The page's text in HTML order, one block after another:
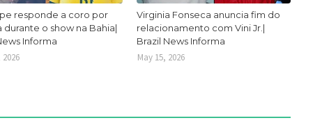
responde a coro por
durante o show na Bahia|
Informa
Virginia Fonseca anuncia fim do
relacionamento com Vini Jr.|
Brazil News Informa
May 15, 2026